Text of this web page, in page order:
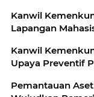
Kanwil
Lapangan
Kanwil
Upaya Preventif
Pemantauan